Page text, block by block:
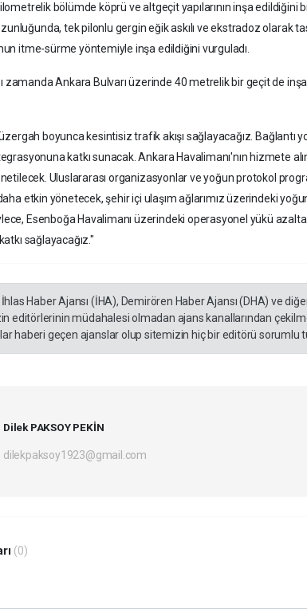
bölümde köprü ve altgeçit yapılarının inşa edildiğini
tek pilonlu gergin eğik askılı ve ekstradoz olarak
itme-sürme yöntemiyle inşa edildiğini vurguladı.
zamanda Ankara Bulvarı üzerinde 40 metrelik bir geçit de
boyunca kesintisiz trafik akışı sağlayacağız. Bağlantı
katkı sunacak. Ankara Havalimanı'nın hizmete
Uluslararası organizasyonlar ve yoğun protokol
etkin yönetecek, şehir içi ulaşım ağlarımız üzerindeki
Esenboğa Havalimanı üzerindeki operasyonel yükü
sağlayacağız."
Haber Ajansı (İHA), Demirören Haber Ajansı (DHA) ve
editörlerinin müdahalesi olmadan ajans kanallarından
haberi geçen ajanslar olup sitemizin hiç bir editörü sorumlu
Dilek PAKSOY PEKİN
dilekpaksoy1923@gmail.com
(0)